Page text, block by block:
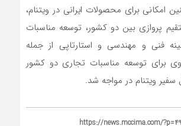
امکانی برای محصولات ایرانی در ویتنام،
پروازی بین دو کشور، توسعه مناسبات
فنی و مهندسی و استارتاپی از جمله
برای توسعه مناسبات تجاری دو کشور
سفیر ویتنام در مواجه شد.
https://news.mccima.com/